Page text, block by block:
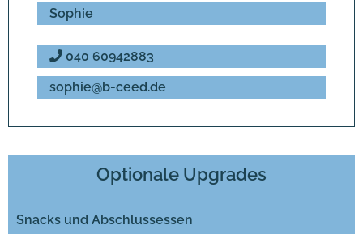
Sophie
040 60942883
sophie@b-ceed.de
Optionale Upgrades
Snacks und Abschlussessen